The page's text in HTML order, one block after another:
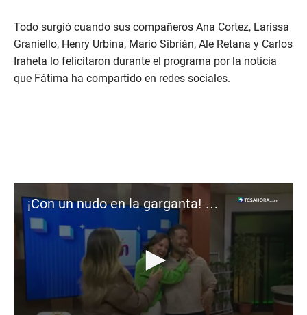
Todo surgió cuando sus compañeros Ana Cortez, Larissa
Graniello, Henry Urbina, Mario Sibrián, Ale Retana y Carlos
Iraheta lo felicitaron durante el programa por la noticia
que Fátima ha compartido en redes sociales.
¡Con un nudo en la garganta! Billy Calderón habla del compromiso de su hija